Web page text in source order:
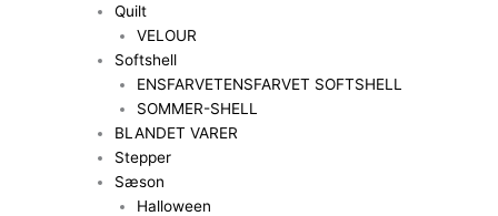
Quilt
VELOUR
Softshell
ENSFARVETENSFARVET SOFTSHELL
SOMMER-SHELL
BLANDET VARER
Stepper
Sæson
Halloween